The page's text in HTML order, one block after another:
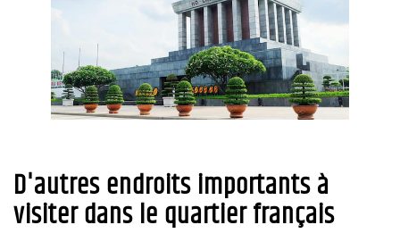
D'autres endroits importants à
visiter dans le quartier français